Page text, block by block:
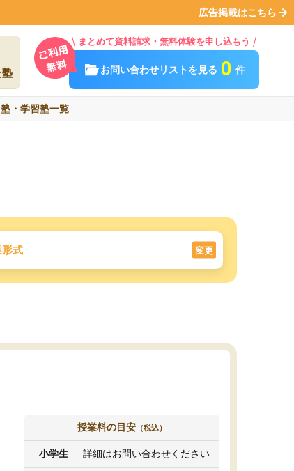
広告掲載はこちら
塾
まとめて資料請求・無料体験を申し込もう
お問い合わせリストを見る 0 件
・学習塾一覧
式 変更
授業料の目安 （税込）
小学生 詳細はお問い合わせください